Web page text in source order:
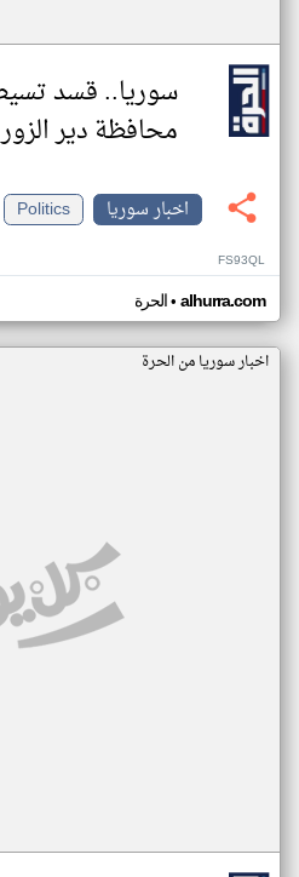
محافظة دير الزور
اخبار سوريا
Politics
FS93QL
الحرة• alhurra.com
اخبار سوريا من الحرة